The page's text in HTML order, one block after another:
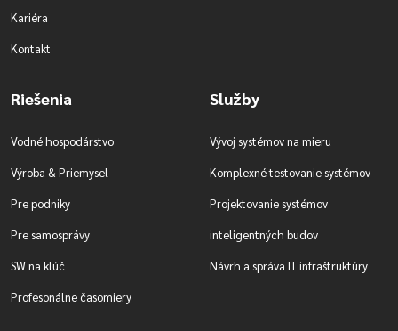
Kariéra
Kontakt
Riešenia
Vodné hospodárstvo
Výroba & Priemysel
Pre podniky
Pre samosprávy
SW na kľúč
Profesonálne časomiery
Služby
Vývoj systémov na mieru
Komplexné testovanie systémov
Projektovanie systémov
inteligentných budov
Návrh a správa IT infraštruktúry